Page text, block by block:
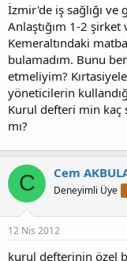
İzmir'de iş sağlığı ve
Anlaştığım 1-2
Kemeraltındaki
bulamadım. Bunu
etmeliyim?
yöneticilerin
Kurul defteri min kaç
mı?
C Cem
Deneyimli Üye
12 Nis 2012
kurul defterinin özel